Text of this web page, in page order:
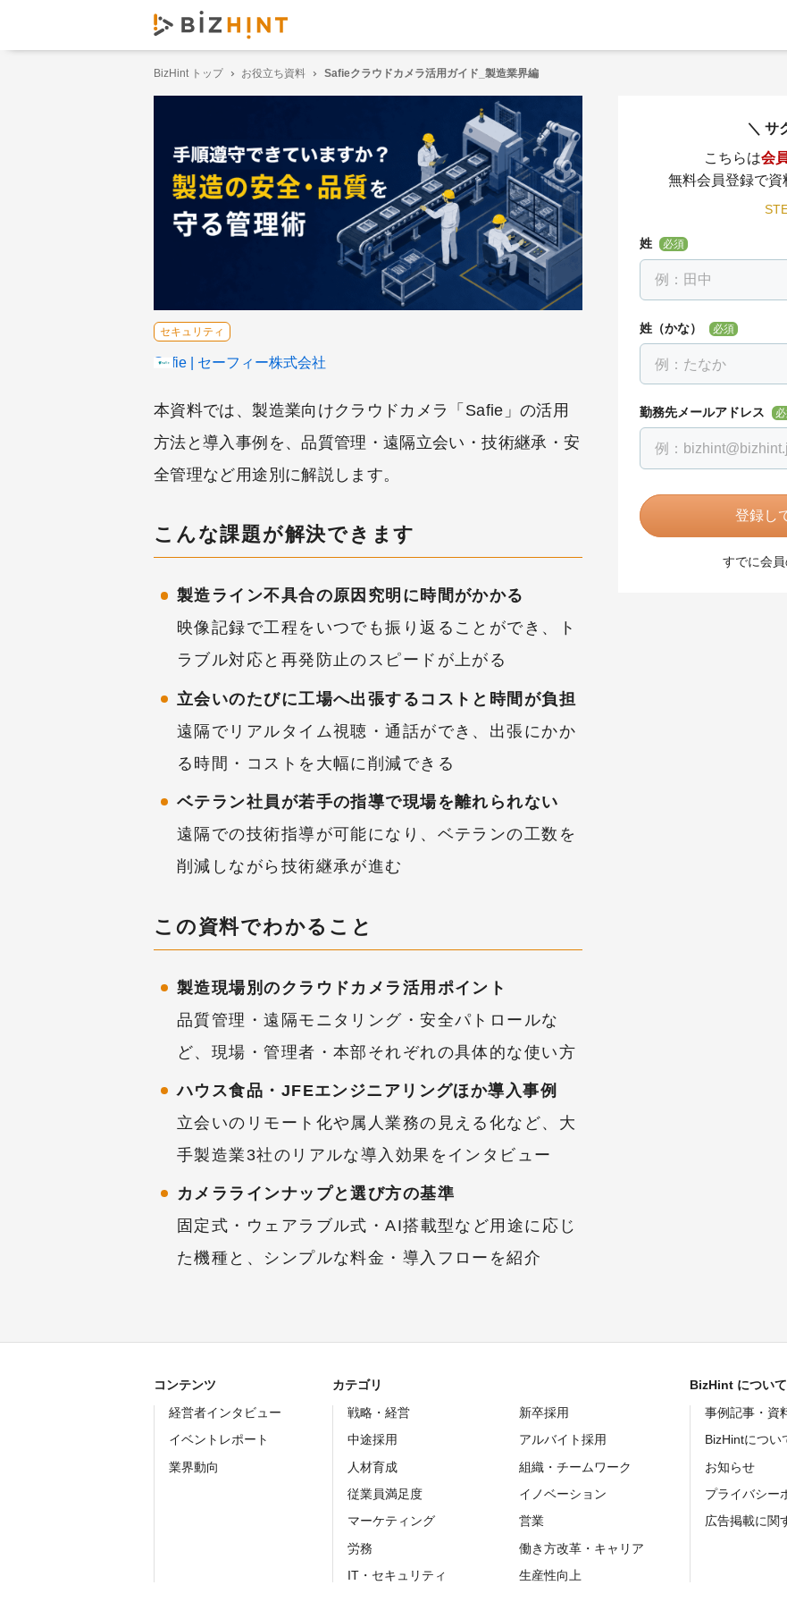
BizHint トップ お役立ち資料 Safieクラウドカメラ活用ガイド_製造業界編
本資料では、製造業向けクラウドカメラ「Safie」の活用
方法と導入事例を、品質管理・遠隔立会い・技術継承・安
全管理など用途別に解説します。
こんな課題が解決できます
製造ライン不具合の原因究明に時間がかかる
映像記録で工程をいつでも振り返ることができ、ト
ラブル対応と再発防止のスピードが上がる
立会いのたびに工場へ出張するコストと時間が負担
遠隔でリアルタイム視聴・通話ができ、出張にかか
る時間・コストを大幅に削減できる
ベテラン社員が若手の指導で現場を離れられない
遠隔での技術指導が可能になり、ベテランの工数を
削減しながら技術継承が進む
この資料でわかること
製造現場別のクラウドカメラ活用ポイント
品質管理・遠隔モニタリング・安全パトロールな
ど、現場・管理者・本部それぞれの具体的な使い方
ハウス食品・JFEエンジニアリングほか導入事例
立会いのリモート化や属人業務の見える化など、大
手製造業3社のリアルな導入効果をインタビュー
カメララインナップと選び方の基準
固定式・ウェアラブル式・AI搭載型など用途に応じ
た機種と、シンプルな料金・導入フローを紹介
セキュリティ
Safie セーフィー株式会社
サ
こちらは会
無料会員登録で資
姓 必須
姓（かな） 必須
勤務先メールアドレス
登録し
すでに会
コンテンツ
経営者インタビュー
イベントレポート
業界動向
カテゴリ
戦略・経営
新卒採用
中途採用
アルバイト採用
人材育成
組織・チームワーク
従業員満足度
イノベーション
マーケティング
営業
労務
働き方改革・キャリア
IT・セキュリティ
生産性向上
BizHint について
事例記事・資
BizHintについ
お知らせ
プライバシー
広告掲載に関